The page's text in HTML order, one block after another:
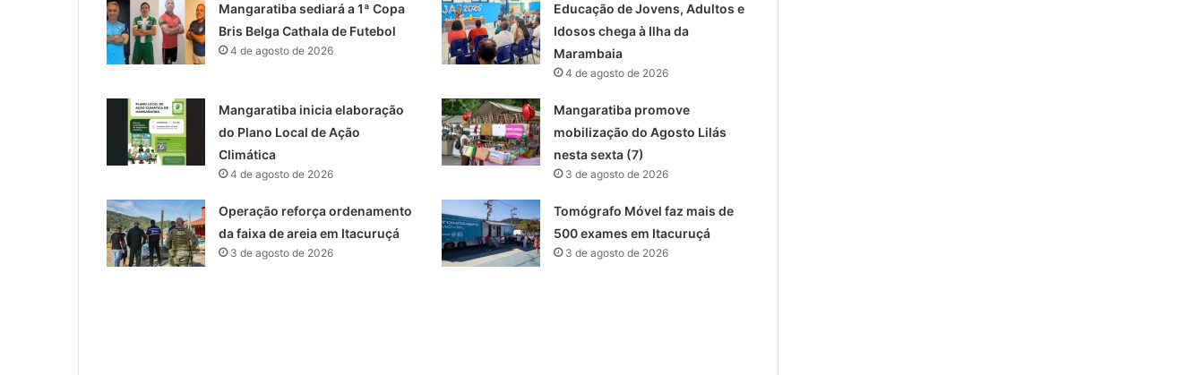
Mangaratiba sediará a 1ª Copa
Bris Belga Cathala de Futebol
4 de agosto de 2026
Educação de Jovens, Adultos e
Idosos chega à Ilha da
Marambaia
4 de agosto de 2026
Mangaratiba inicia elaboração
do Plano Local de Ação
Climática
4 de agosto de 2026
Mangaratiba promove
mobilização do Agosto Lilás
nesta sexta (7)
3 de agosto de 2026
Operação reforça ordenamento
da faixa de areia em Itacuruçá
3 de agosto de 2026
Tomógrafo Móvel faz mais de
500 exames em Itacuruçá
3 de agosto de 2026